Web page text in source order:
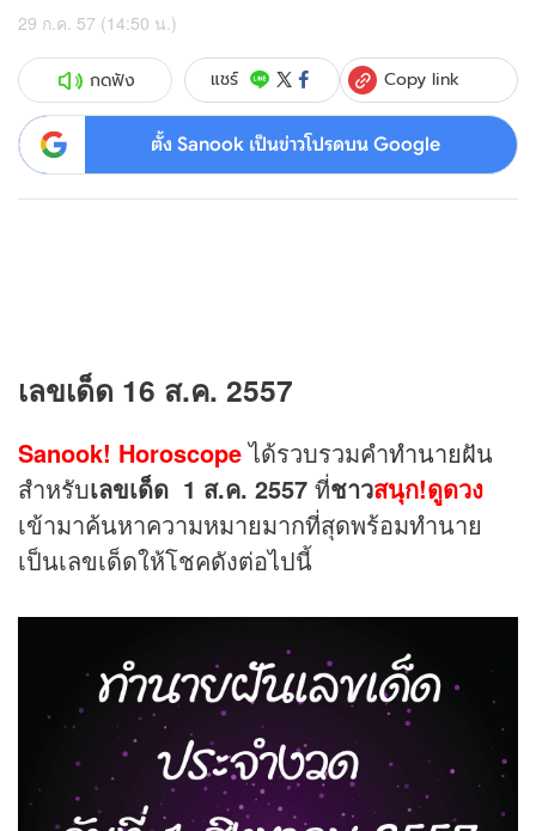
29 ก.ค. 57 (14:50 น.)
กดฟัง แชร์ Copy link
ตั้ง Sanook เป็นข่าวโปรดบน Google
เลขเด็ด 16 ส.ค. 2557
Sanook! Horoscope ได้รวบรวมคำทำนายฝัน
สำหรับเลขเด็ด 1 ส.ค. 2557 ที่ชาวสนุก!ดูดวง
เข้ามาค้นหาความหมายมากที่สุดพร้อมทำนาย
เป็นเลขเด็ดให้โชคดังต่อไปนี้